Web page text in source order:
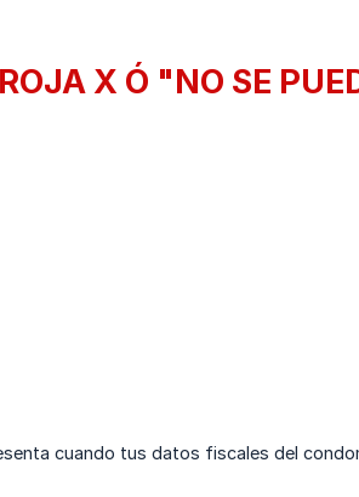
X Ó "NO SE
cuando tus datos fiscales del